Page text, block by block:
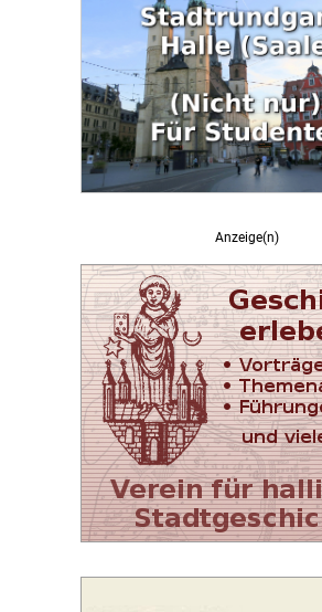
Anzeige(n)